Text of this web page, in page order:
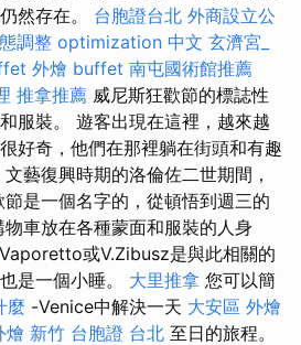
然存在。 台胞證台北 外商設立公
調整 optimization 中文 玄濟宮_
外燴 buffet 南屯國術館推薦
推拿推薦 威尼斯狂歡節的標誌性
服裝。 遊客出現在這裡，越來越
好奇，他們在那裡躺在街頭和有趣
藝復興時期的洛倫佐二世期間，
是一個名字的，從頓悟到週三的
車放在各種蒙面和服裝的人身
Vaporetto或V.Zibusz是與此相關的
是一個小睡。 大里推拿 您可以簡
麼 -Venice中解決一天 大安區 外燴
燴 新竹 台胞證 台北 至日的旅程。